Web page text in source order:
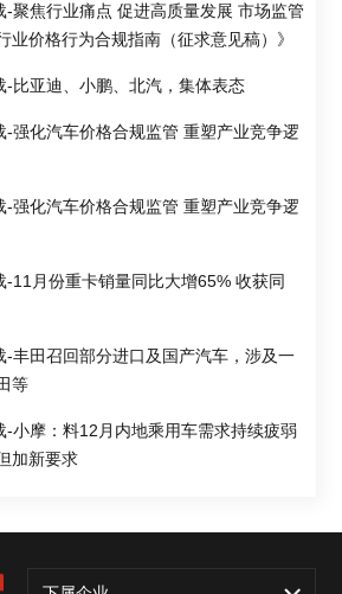
-聚焦行业痛点 促进高质量发展 市场监管
业价格行为合规指南（征求意见稿）》
-比亚迪、小鹏、北汽，集体表态
-强化汽车价格合规监管 重塑产业竞争逻
-强化汽车价格合规监管 重塑产业竞争逻
-11月份重卡销量同比大增65% 收获同
-丰田召回部分进口及国产汽车，涉及一
等
-小摩：料12月内地乘用车需求持续疲弱
加新要求